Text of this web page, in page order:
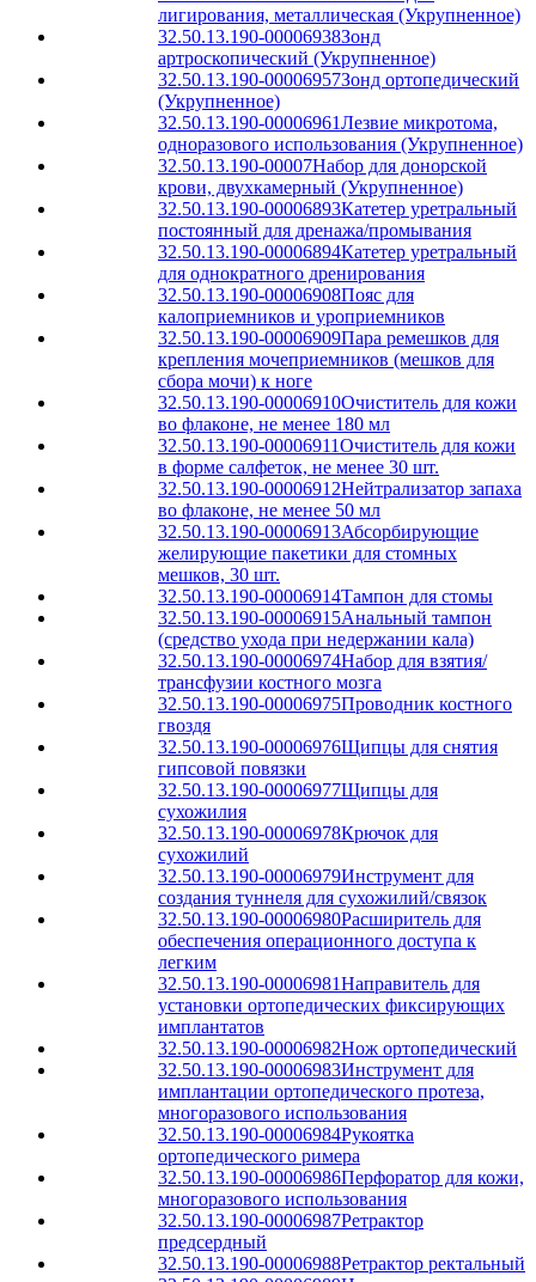
лигирования, металлическая (Укрупненное)
32.50.13.190-00006938Зонд
артроскопический (Укрупненное)
32.50.13.190-00006957Зонд ортопедический
(Укрупненное)
32.50.13.190-00006961Лезвие микротома,
одноразового использования (Укрупненное)
32.50.13.190-00007Набор для донорской
крови, двухкамерный (Укрупненное)
32.50.13.190-00006893Катетер уретральный
постоянный для дренажа/промывания
32.50.13.190-00006894Катетер уретральный
для однократного дренирования
32.50.13.190-00006908Пояс для
калоприемников и уроприемников
32.50.13.190-00006909Пара ремешков для
крепления мочеприемников (мешков для
сбора мочи) к ноге
32.50.13.190-00006910Очиститель для кожи
во флаконе, не менее 180 мл
32.50.13.190-00006911Очиститель для кожи
в форме салфеток, не менее 30 шт.
32.50.13.190-00006912Нейтрализатор запаха
во флаконе, не менее 50 мл
32.50.13.190-00006913Абсорбирующие
желирующие пакетики для стомных
мешков, 30 шт.
32.50.13.190-00006914Тампон для стомы
32.50.13.190-00006915Анальный тампон
(средство ухода при недержании кала)
32.50.13.190-00006974Набор для взятия/
трансфузии костного мозга
32.50.13.190-00006975Проводник костного
гвоздя
32.50.13.190-00006976Щипцы для снятия
гипсовой повязки
32.50.13.190-00006977Щипцы для
сухожилия
32.50.13.190-00006978Крючок для
сухожилий
32.50.13.190-00006979Инструмент для
создания туннеля для сухожилий/связок
32.50.13.190-00006980Расширитель для
обеспечения операционного доступа к
легким
32.50.13.190-00006981Направитель для
установки ортопедических фиксирующих
имплантатов
32.50.13.190-00006982Нож ортопедический
32.50.13.190-00006983Инструмент для
имплантации ортопедического протеза,
многоразового использования
32.50.13.190-00006984Рукоятка
ортопедического римера
32.50.13.190-00006986Перфоратор для кожи,
многоразового использования
32.50.13.190-00006987Ретрактор
предсердный
32.50.13.190-00006988Ретрактор ректальный